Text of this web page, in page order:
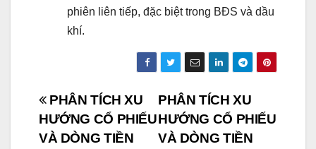
phiên liên tiếp, đặc biệt trong BĐS và dầu
khí.
Post
navigation
PHÂN TÍCH XU
HƯỚNG CỔ PHIẾU
VÀ DÒNG TIỀN
PHÂN TÍCH XU
HƯỚNG CỔ PHIẾU
VÀ DÒNG TIỀN